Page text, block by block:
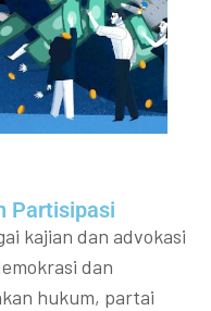
Partisipasi​
kajian dan advokasi
dan
hukum, partai